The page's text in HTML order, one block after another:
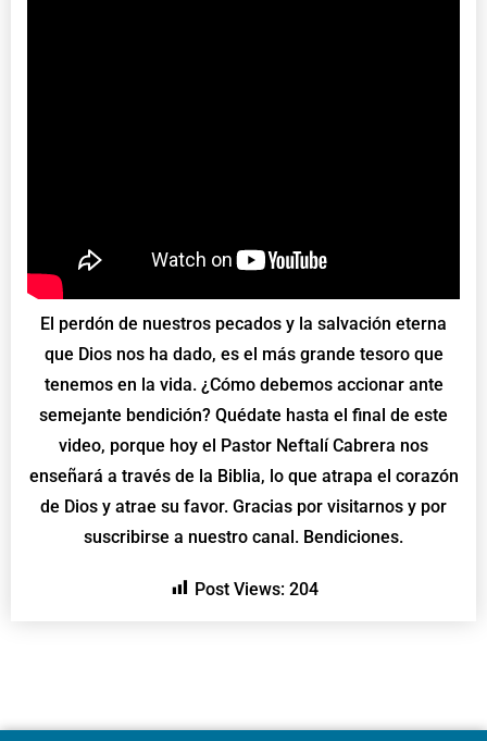
El perdón de nuestros pecados y la salvación eterna
que Dios nos ha dado, es el más grande tesoro que
tenemos en la vida. ¿Cómo debemos accionar ante
semejante bendición? Quédate hasta el final de este
video, porque hoy el Pastor Neftalí Cabrera nos
enseñará a través de la Biblia, lo que atrapa el corazón
de Dios y atrae su favor. Gracias por visitarnos y por
suscribirse a nuestro canal. Bendiciones.
Post Views: 204